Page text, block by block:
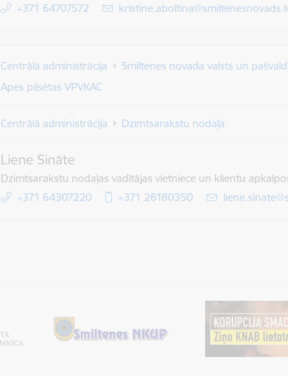
+371 64707572
E-pasts:
Centrālā administrācija
Smiltenes novada valsts un
Apes pilsētas VPVKAC
Centrālā administrācija Dzimtsarakstu nodaļa
Liene Sināte
Dzimtsarakstu nodaļas vadītājas vietniece un klientu
+371 64307220
+371 26180350 E-pasts: